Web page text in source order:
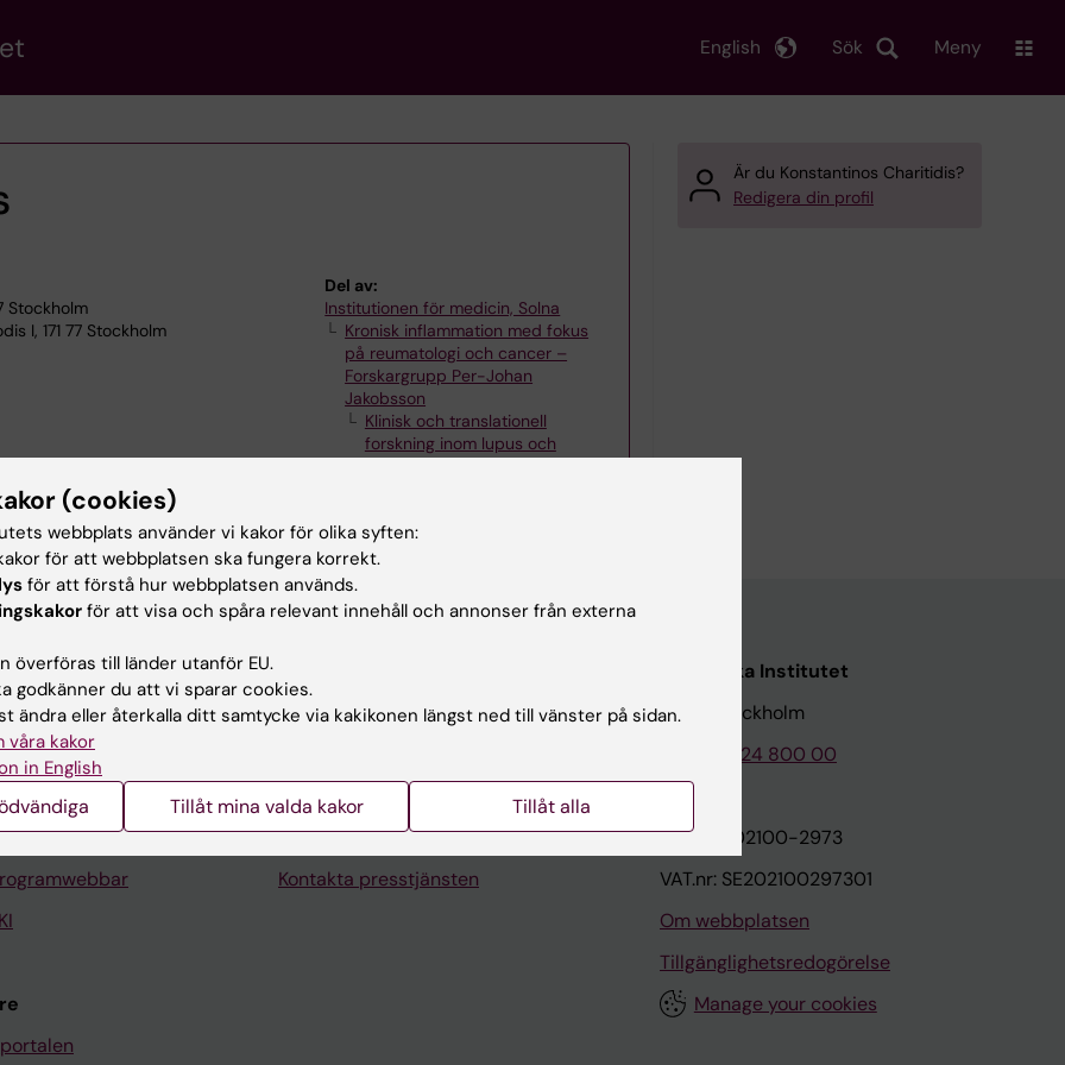
Sök
English Meny
Stockholm
I, 171 77 Stockholm
Del av:
Institutionen för medicin, Solna
Kronisk inflammation med fokus
på reumatologi och cancer –
Forskargrupp Per-Johan
Jakobsson
Klinisk och translationell
forskning inom lupus och
Är du Konstantinos Charitidis?
Redigera din profil
Universitetsbiblioteket
Jobba på KI
Karolinska Institutet Innovation
Kontakta presstjänsten
Karolinska Institutet
171 77 Stockholm
Tel: 08-524 800 00
Org.nr: 202100-2973
VAT.nr: SE202100297301
Om webbplatsen
Tillgänglighetsredogörelse
Manage your cookies
(cookies)
webbplats använder vi kakor för olika syften:
för att webbplatsen ska fungera korrekt.
för att förstå hur webbplatsen används.
för att visa och spåra relevant innehåll och annonser från externa
överföras till länder utanför EU.
godkänner du att vi sparar cookies.
ändra eller återkalla ditt samtycke via kakikonen längst ned till vänster på sidan.
våra kakor
in English
Tillåt mina valda kakor Tillåt alla